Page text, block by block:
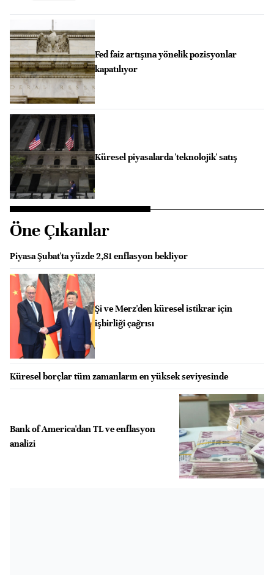
Fed faiz artışına yönelik pozisyonlar
kapatılıyor
Küresel piyasalarda 'teknolojik' satış
Öne Çıkanlar
Piyasa Şubat'ta yüzde 2,81 enflasyon bekliyor
Şi ve Merz'den küresel istikrar için
işbirliği çağrısı
Küresel borçlar tüm zamanların en yüksek seviyesinde
Bank of America'dan TL ve enflasyon
analizi